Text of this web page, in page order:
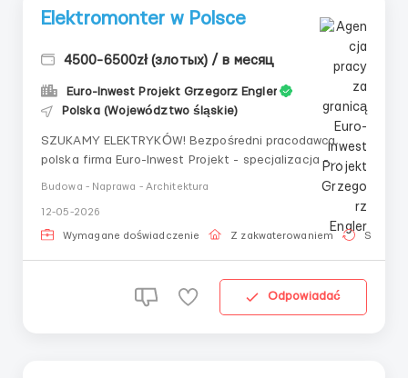
Elektromonter w Polsce
4500-6500zł (злотых) / в месяц
Euro-Inwest Projekt Grzegorz Engler
Polska (Województwo śląskie)
SZUKAMY ELEKTRYKÓW! Bezpośredni pracodawca,
polska firma Euro-Inwest Projekt - specjalizacja -
Doświadczenie w pracy jako elektromonter co najmniej
rok. Znajomość języka polskiego nie jest wymagana.
Wymagane wykształcenie zawodowe Czytanie dokum...
Budowa - Naprawa - Architektura
12-05-2026
Wymagane doświadczenie Z zakwaterowaniem Stała
Odpowiadać